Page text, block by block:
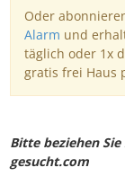
Oder
Alarm und
täglich oder 1x
gratis frei Haus
Bitte beziehen
gesucht.com